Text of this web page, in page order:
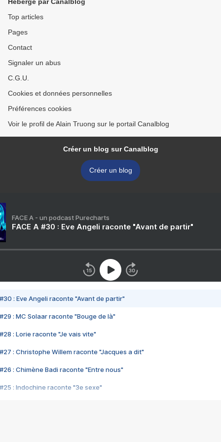
Top articles
Pages
Contact
Signaler un abus
C.G.U.
Cookies et données personnelles
Préférences cookies
Voir le profil de Alain Truong sur le portail Canalblog
Créer un blog sur Canalblog
Créer un blog
FACE A - un podcast Purecharts
FACE A #30 : Eve Angeli raconte "Avant de partir"
#30 : Eve Angeli raconte "Avant de partir"
#29 : MC Solaar raconte "Bouge de là"
#28 : Lorie raconte "Je vais vite"
#27 : Christophe Willem raconte "Jacques a dit"
#26 : Chimène Badi raconte "Entre nous"
#25 : Indochine raconte "3e sexe"